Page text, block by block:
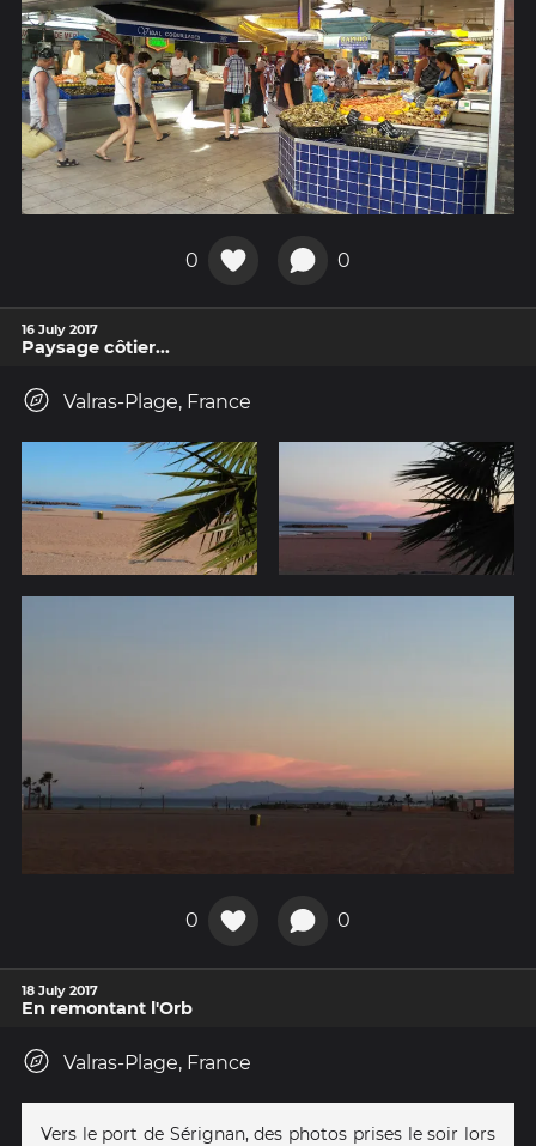
0 0
16 July 2017
Paysage côtier...
Valras-Plage, France
0 0
18 July 2017
En remontant l'Orb
Valras-Plage, France
Vers le port de Sérignan, des photos prises le soir lors